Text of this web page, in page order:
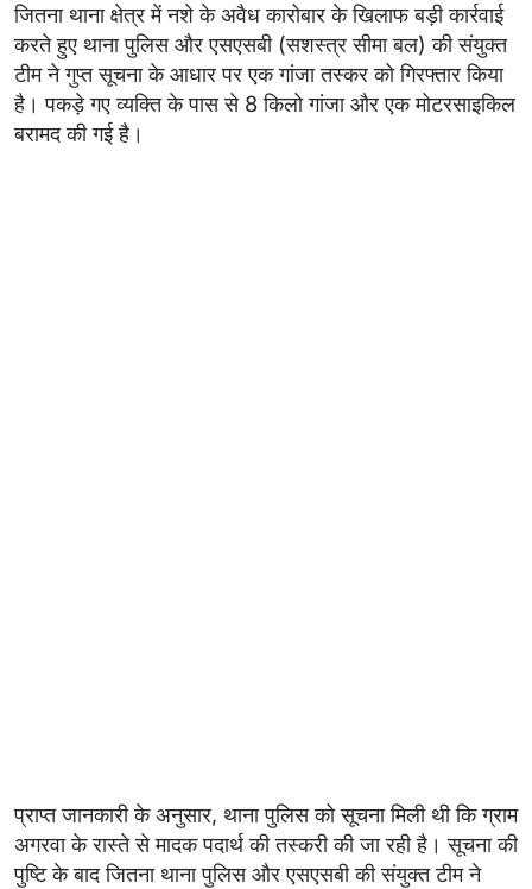
जितना थाना क्षेत्र में नशे के अवैध कारोबार के खिलाफ बड़ी कार्रवाई
करते हुए थाना पुलिस और एसएसबी (सशस्त्र सीमा बल) की संयुक्त
टीम ने गुप्त सूचना के आधार पर एक गांजा तस्कर को गिरफ्तार किया
है। पकड़े गए व्यक्ति के पास से 8 किलो गांजा और एक मोटरसाइकिल
बरामद की गई है।
प्राप्त जानकारी के अनुसार, थाना पुलिस को सूचना मिली थी कि ग्राम
अगरवा के रास्ते से मादक पदार्थ की तस्करी की जा रही है। सूचना की
पुष्टि के बाद जितना थाना पुलिस और एसएसबी की संयुक्त टीम ने